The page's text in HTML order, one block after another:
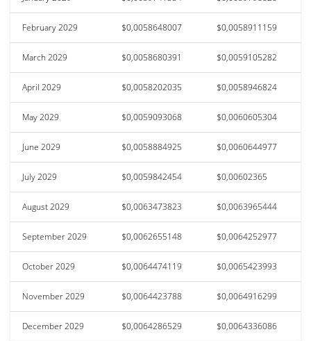
February 2029 $0,0058648007 $0,0058911159
March 2029 $0,0058680391 $0,0059105282
April 2029 $0,0058202035 $0,0058946824
May 2029 $0,0059093068 $0,0060605304
June 2029 $0,0058884925 $0,0060644977
July 2029 $0,0059842454 $0,00602365
August 2029 $0,0063473823 $0,0063965444
September 2029 $0,0062655148 $0,0064252977
October 2029 $0,0064474119 $0,0065423993
November 2029 $0,0064423788 $0,0064916299
December 2029 $0,0064286529 $0,0064336086